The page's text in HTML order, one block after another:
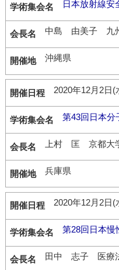
日本放射線安
中島 由美子 九
沖縄県
2020年12月2日(
第43回日本分
上村 匡 京都大
兵庫県
2020年12月2日(
第28回日本慢
田中 志子 医療